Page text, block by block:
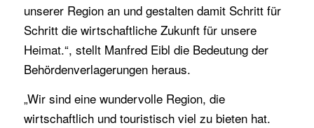
unserer Region an und gestalten damit Schritt für
Schritt die wirtschaftliche Zukunft für unsere
Heimat.“, stellt Manfred Eibl die Bedeutung der
Behördenverlagerungen heraus.
„Wir sind eine wundervolle Region, die
wirtschaftlich und touristisch viel zu bieten hat.